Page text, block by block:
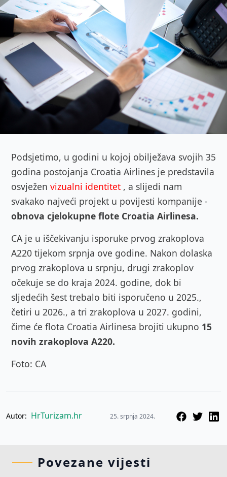
Podsjetimo, u godini u kojoj obilježava svojih 35
godina postojanja Croatia Airlines je predstavila
osvježen vizualni identitet , a slijedi nam
svakako najveći projekt u povijesti kompanije -
obnova cjelokupne flote Croatia Airlinesa.
CA je u iščekivanju isporuke prvog zrakoplova
A220 tijekom srpnja ove godine. Nakon dolaska
prvog zrakoplova u srpnju, drugi zrakoplov
očekuje se do kraja 2024. godine, dok bi
sljedećih šest trebalo biti isporučeno u 2025.,
četiri u 2026., a tri zrakoplova u 2027. godini,
čime će flota Croatia Airlinesa brojiti ukupno 15
novih zrakoplova A220.
Foto: CA
Autor: HrTurizam.hr 25. srpnja 2024.
Povezane vijesti